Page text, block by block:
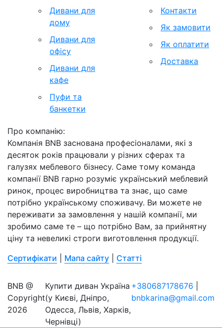
Дивани для
дому
Дивани для
офісу
Дивани для
кафе
Пуфи та
банкетки
Контакти
Як замовити
Як оплатити
Доставка
Про компанію:
Компанія BNB заснована професіоналами, які з
десяток років працювали у різних сферах та
галузях меблевого бізнесу. Саме тому команда
компанії BNB гарно розуміє український меблевий
ринок, процес виробництва та знає, що саме
потрібно українському споживачу. Ви можете не
переживати за замовлення у нашій компанії, ми
зробимо саме те – що потрібно Вам, за прийнятну
ціну та невеликі строги виготовлення продукції.
Сертифікати
Мапа сайту Статті
BNB @
Copyright
2026
Купити диван Україна
(у Києві, Дніпро,
Одесса, Львів, Харків,
Чернівці)
+380687178676
bnbkarina@gmail.com